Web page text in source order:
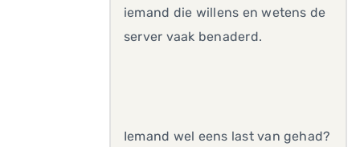
iemand die willens en wetens de
server vaak benaderd.
Iemand wel eens last van gehad?